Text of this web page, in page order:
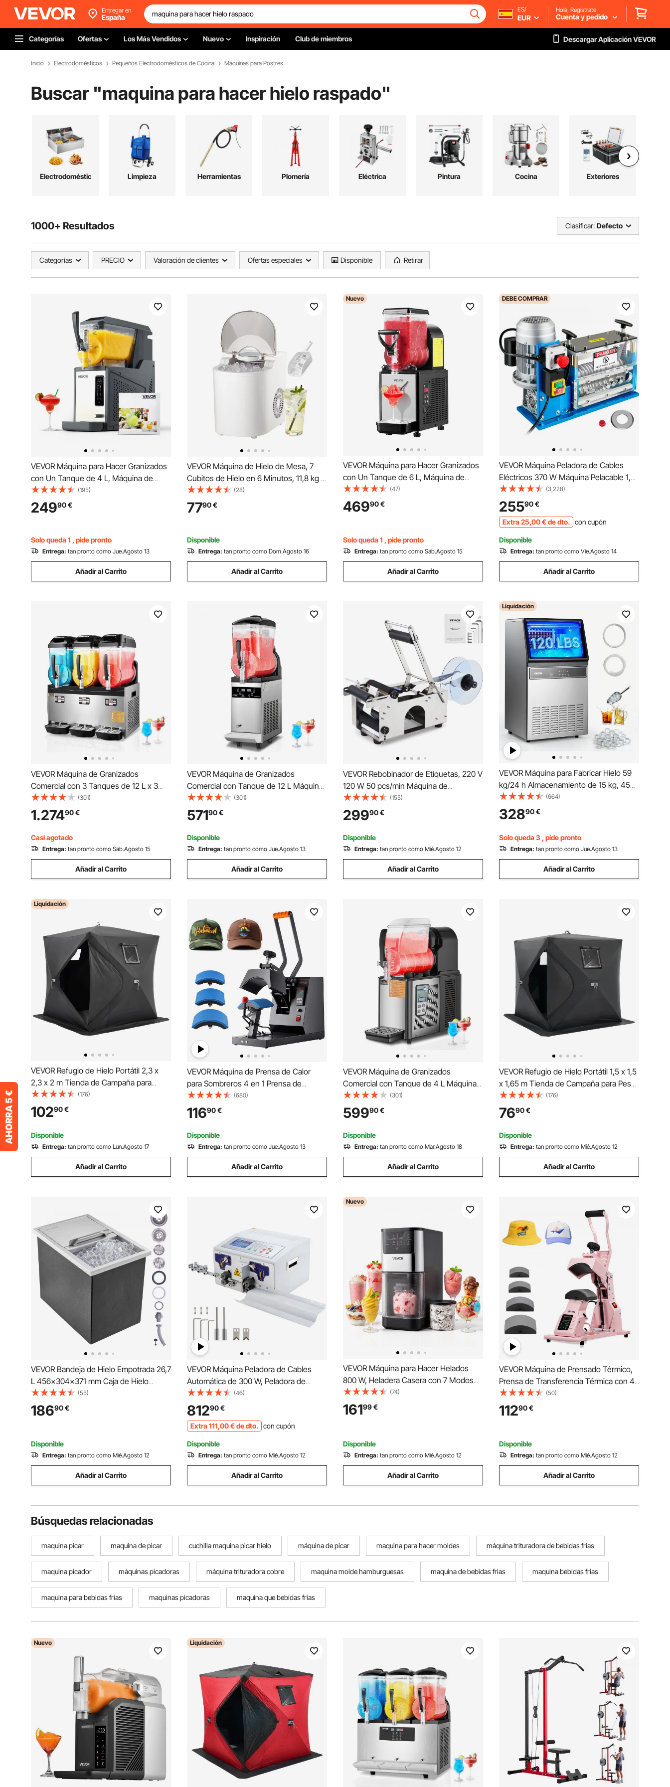
Entregar en
España
ES/
EUR
Hola, Regístrate
Cuenta y pedido
Categorías Ofertas Los Más Vendidos Nuevo Inspiración Club de miembros Descargar Aplicación VEVOR
Inicio Electrodomésticos Pequeños Electrodomésticos de Cocina Máquinas para Postres
Buscar "maquina para hacer hielo raspado"
Electrodomésticos Limpieza Herramientas Plomería Eléctrica Pintura Cocina Exteriores
1000+ Resultados Clasificar: Defecto
Categorías PRECIO Valoración de clientes Ofertas especiales Disponible Retirar
VEVOR Máquina para Hacer Granizados
con Un Tanque de 4 L, Máquina de
Granizado de Hielo para Hogar, sin
Necesidad de Hielo, 5 Programas
Preestablecidos, para Hacer Margaritas,
(195)
24990€
Solo queda 1 , pide pronto
Entrega: tan pronto como Jue.Agosto 13
Añadir al Carrito
VEVOR Máquina de Hielo de Mesa, 7
Cubitos de Hielo en 6 Minutos, 11,8 kg al
Día, Autolimpiable, Helado Esférico, con
Pala, ideal para el Hogar, la Cocina, la
Oficina, Bares y Fiestas, Blanco
(28)
7790€
Disponible
Entrega: tan pronto como Dom.Agosto 16
Añadir al Carrito
Nuevo
VEVOR Máquina para Hacer Granizados
con Un Tanque de 6 L, Máquina de
Granizado para Bebidas Congeladas,
con Autolimpieza, para Hacer
Margaritas, Frappés, Batidos, para
(47)
46990€
Solo queda 1 , pide pronto
Entrega: tan pronto como Sáb.Agosto 15
Añadir al Carrito
DEBECOMPRAR
VEVOR Máquina Peladora de Cables
Eléctricos 370 W Máquina Pelacable 1,5
mm - 38 mm Color Azul 17,3pulg.x12
pulg.x14,1 pulg. Máquina Pelacables
Automática 50 HZ para Manejar
Diferentes Tipos de Cables
(3,228)
25590€
Extra 25,00€de dto. con cupón
Disponible
Entrega: tan pronto como Vie.Agosto 14
Añadir al Carrito
VEVOR Máquina de Granizados
Comercial con 3 Tanques de 12 L x 3
Máquina para Hacer Batidos de Acero
Inoxidable 144 Tazas Máquina para
Hacer Granizados para Fiestas en
Hogar, Restaurantes, Bares
(301)
1.27490€
Casi agotado
Entrega: tan pronto como Sáb.Agosto 15
Añadir al Carrito
VEVOR Máquina de Granizados
Comercial con Tanque de 12 L Máquina
para Hacer Batidos de Acero Inoxidable
48 Tazas Máquina para Hacer
Granizados para Fiestas en Hogar,
Restaurantes, Cafeterías, Bares
(301)
57190€
Disponible
Entrega: tan pronto como Jue.Agosto 13
Añadir al Carrito
VEVOR Rebobinador de Etiquetas, 220 V
120 W 50 pcs/min Máquina de
Rebobinado Etiquetas,
640x350x460mm Máquina de
Etiquetas para Industrias como Ropa,
Logística de Almacenes, Química
Farmacéutica
(155)
29990€
Disponible
Entrega: tan pronto como Mié.Agosto 12
Añadir al Carrito
Liquidación
VEVOR Máquina para Fabricar Hielo 59
kg/24 h Almacenamiento de 15 kg, 45
Cubitos por Ciclo, de Acero Inoxidable,
Independiente y de Encimera, con
Pantalla LED y Autolimpieza, para Bar,
Restaurante
(664)
32890€
Solo queda 3 , pide pronto
Entrega: tan pronto como Jue.Agosto 13
Añadir al Carrito
Liquidación
VEVOR Refugio de Hielo Portátil 2,3 x
2,3 x 2 m Tienda de Campaña para
Pesca en Hielo Emergente para 3 o 4
Personas Cubo de Hielo de Oxford
Impermeable con Anclas/Cuerdas/Bolsa
de Transporte, Negro
(176)
10290€
Disponible
Entrega: tan pronto como Lun.Agosto 17
Añadir al Carrito
VEVOR Máquina de Prensa de Calor
para Sombreros 4 en 1 Prensa de
Transferencia Manual 580W Máquina
de Prensa de Calor Multifuncional 50 x
25,8 x 36,2 cm con Pantalla Dual y
Control Digital Inteligente
(680)
11690€
Disponible
Entrega: tan pronto como Jue.Agosto 13
Añadir al Carrito
VEVOR Máquina de Granizados
Comercial con Tanque de 4 L Máquina
para Hacer Batidos de Acero Inoxidable
16 Tazas Máquina para Hacer
Granizados para Fiestas en Hogar,
Restaurantes, Cafeterías, Bares
(301)
59990€
Disponible
Entrega: tan pronto como Mar.Agosto 18
Añadir al Carrito
VEVOR Refugio de Hielo Portátil 1,5 x 1,5
x 1,65 m Tienda de Campaña para Pesca
en Hielo Emergente para 1 o 2 Personas
Cubo de Hielo de Oxford Impermeable
con Anclas/Cuerdas/Bolsa de
Transporte, Negro
(176)
7690€
Disponible
Entrega: tan pronto como Mié.Agosto 12
Añadir al Carrito
VEVOR Bandeja de Hielo Empotrada 26,7
L 456x304x371 mm Caja de Hielo
Aislada con Tapa de Acero Inoxidable
Conservador de Cubitos de Hielo para
Bebidas Cervezas Frías Cocina al Aire
(55)
18690€
Disponible
Entrega: tan pronto como Mié.Agosto 12
Añadir al Carrito
VEVOR Máquina Peladora de Cables
Automática de 300 W, Peladora de
Alambre Computarizada con Longitud
de Corte de 100.000 mm, Máquina
Pelacables de 50 Hz con Pantalla LCD
para Cables de PVC y Silicona
(46)
81290€
Extra 111,00€de dto. con cupón
Disponible
Entrega: tan pronto como Mié.Agosto 12
Añadir al Carrito
Nuevo
VEVOR Máquina para Hacer Helados
800 W, Heladera Casera con 7 Modos
Preestablecidos, 2 Vasos de 0,5 L,
Función de Mezcla con Un Solo Toque,
para Preparar Gelato, Sorbete, Batido,
(74)
16199€
Disponible
Entrega: tan pronto como Mié.Agosto 12
Añadir al Carrito
VEVOR Máquina de Prensado Térmico,
Prensa de Transferencia Térmica con 4
Platinas Intercambiables, Control Preciso
de Tiempo y Temperatura, Máquina de
Sublimación HTV para Gorras,
(50)
11290€
Disponible
Entrega: tan pronto como Mié.Agosto 12
Añadir al Carrito
Búsquedas relacionadas
maquina picar maquina de picar cuchilla maquina picar hielo máquina de picar maquina para hacer moldes máquina trituradora de bebidas frias
maquina picador máquinas picadoras máquina trituradora cobre maquina molde hamburguesas maquina de bebidas frias maquina bebidas frias
maquina para bebidas frias maquinas picadoras maquina que bebidas frias
Nuevo Liquidación